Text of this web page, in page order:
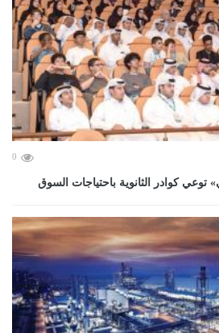
0
كوادر الثانوية باحتياجات السوق